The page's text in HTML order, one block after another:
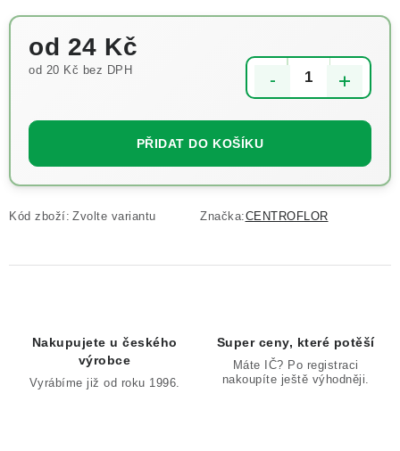
od 24 Kč
od 20 Kč bez DPH
PŘIDAT DO KOŠÍKU
Kód zboží: Zvolte variantu Značka:CENTROFLOR
Nakupujete u českého
výrobce
Vyrábíme již od roku 1996.
Super ceny, které potěší
Máte IČ? Po registraci
nakoupíte ještě výhodněji.